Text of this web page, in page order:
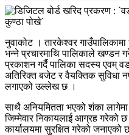
नुवाकोट । तारकेश्वर
भन्ने प्रचारमाथि पालिकाले खण्डन
प्रकाशन गर्दै पालिका सदस्य एवम्
अतिरिक्त बजेट र वैयक्तिक सुविधा
लगाएको उल्लेख छ ।
साथै अनियमितता भएको शंका
जिम्मेवार निकायलाई आग्रह
कार्यालयमा सुरक्षित गरेको जनाएको